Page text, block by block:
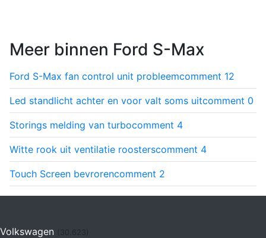
Meer binnen Ford S-Max
Ford S-Max fan control unit probleemcomment 12
Led standlicht achter en voor valt soms uitcomment 0
Storings melding van turbocomment 4
Witte rook uit ventilatie roosterscomment 4
Touch Screen bevrorencomment 2
Volkswagen (30.623)